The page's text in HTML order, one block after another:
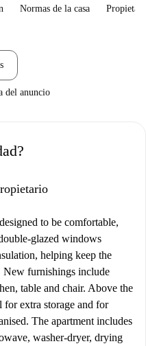
Normas de la casa
del anuncio
to be comfortable,
glazed windows
helping keep the
New furnishings include
table and chair. Above the
for extra storage and for
The apartment includes
washer-dryer, drying